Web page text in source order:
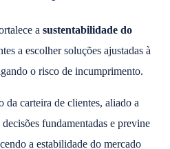
asustentabilidade do
a escolher soluções ajustadas à
o risco de incumprimento.
da carteira de clientes, aliado a
fundamentadas e previne
a estabilidade do mercado